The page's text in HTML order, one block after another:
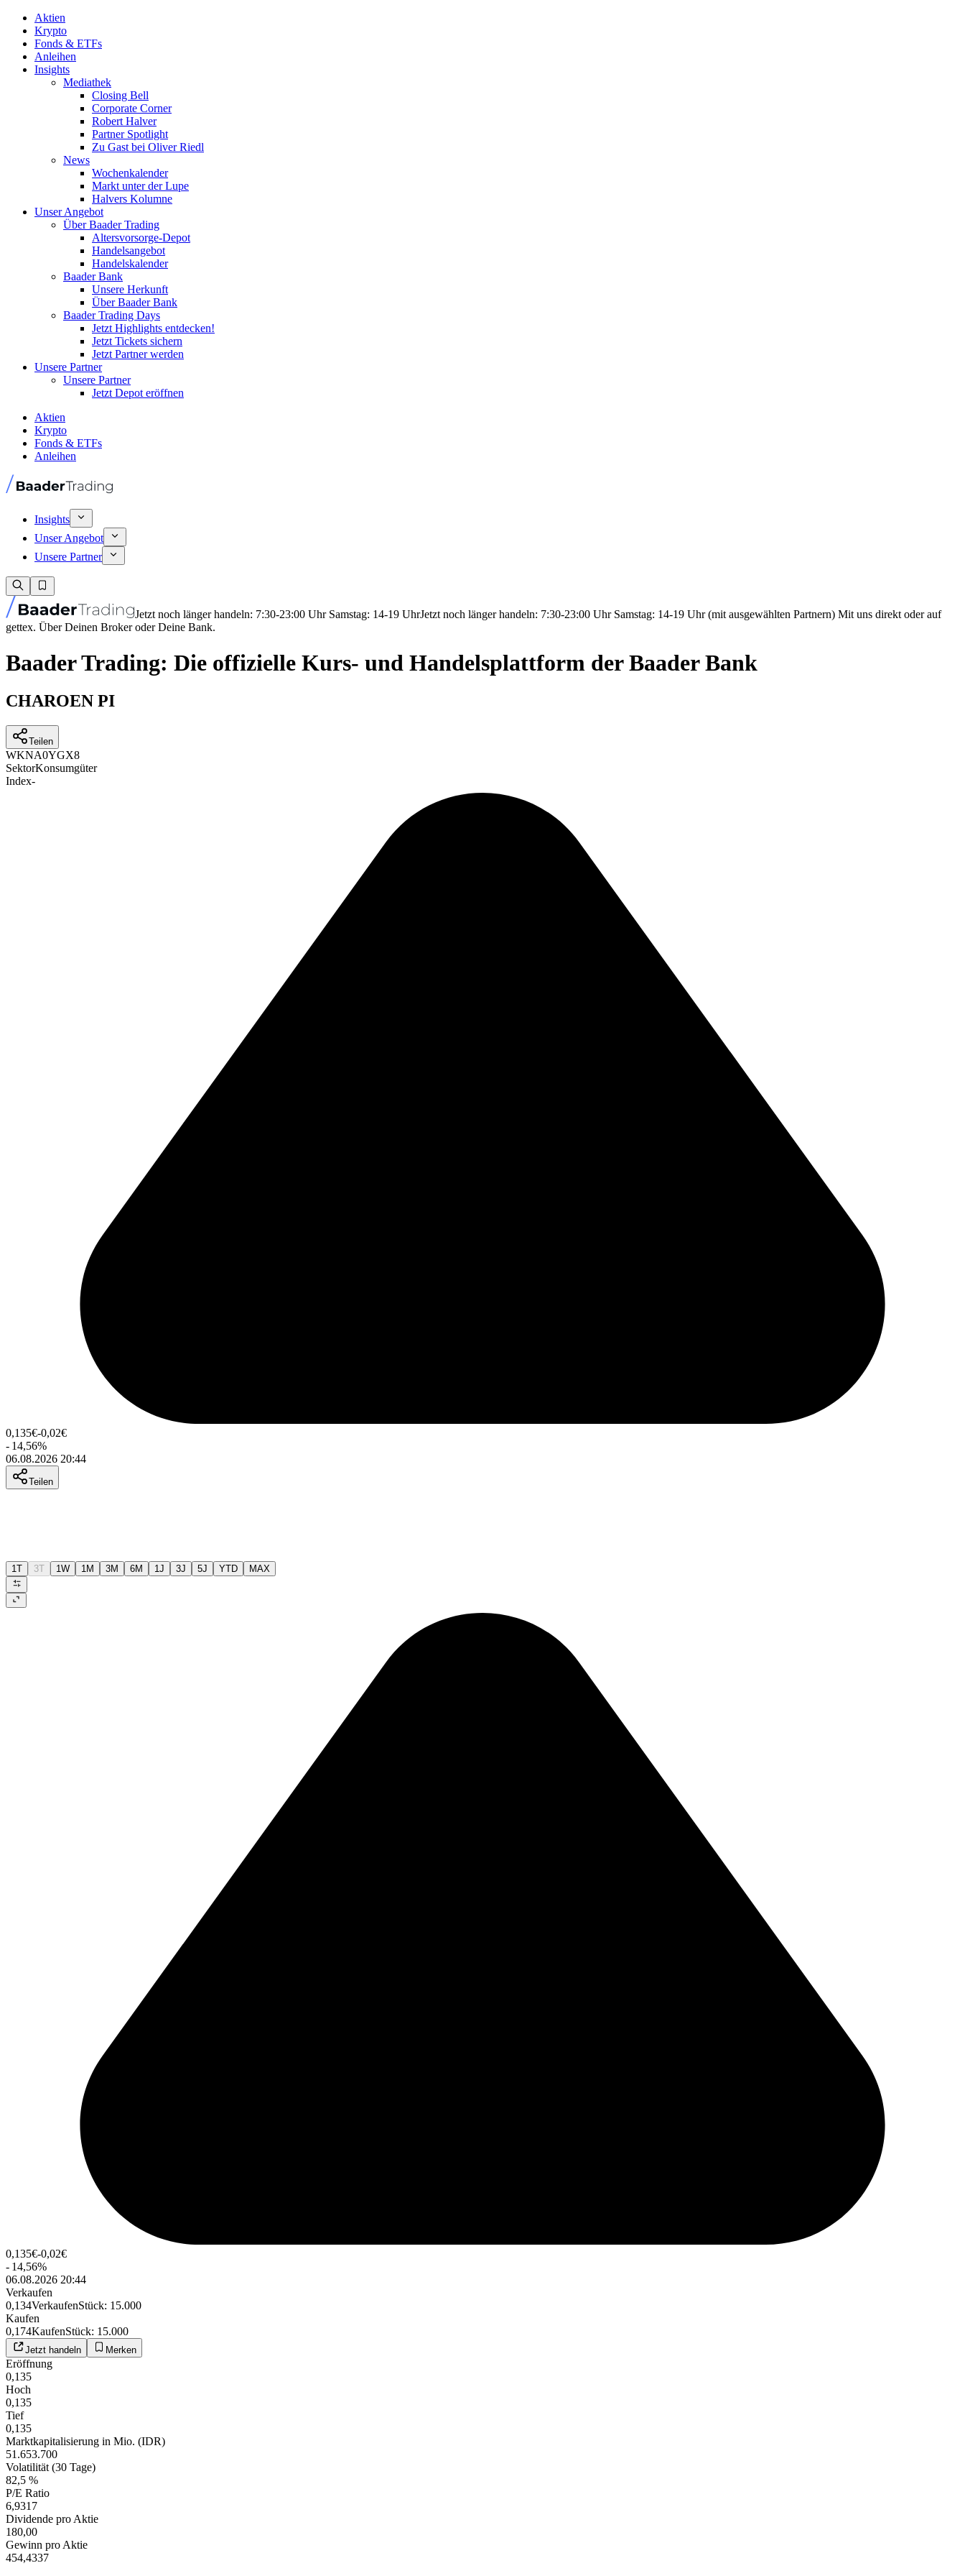
Aktien
Krypto
Fonds & ETFs
Anleihen
Insights
Mediathek
Closing Bell
Corporate Corner
Robert Halver
Partner Spotlight
Zu Gast bei Oliver Riedl
News
Wochenkalender
Markt unter der Lupe
Halvers Kolumne
Unser Angebot
Über Baader Trading
Altersvorsorge-Depot
Handelsangebot
Handelskalender
Baader Bank
Unsere Herkunft
Über Baader Bank
Baader Trading Days
Jetzt Highlights entdecken!
Jetzt Tickets sichern
Jetzt Partner werden
Unsere Partner
Unsere Partner
Jetzt Depot eröffnen
Aktien
Krypto
Fonds & ETFs
Anleihen
Insights
Unser Angebot
Unsere Partner
Jetzt noch länger handeln: 7:30-23:00 Uhr Samstag: 14-19 UhrJetzt noch länger handeln: 7:30-23:00 Uhr Samstag: 14-19 Uhr (mit ausgewählten Partnern) Mit uns direkt oder auf
gettex. Über Deinen Broker oder Deine Bank.
Baader Trading: Die offizielle Kurs- und Handelsplattform der Baader Bank
CHAROEN PI
Teilen
WKNA0YGX8
SektorKonsumgüter
Index-
0,135€-0,02€
- 14,56%
06.08.2026 20:44
Teilen
1T 3T 1W 1M 3M 6M 1J 3J 5J YTD MAX
0,135€-0,02€
- 14,56%
06.08.2026 20:44
Verkaufen
0,134VerkaufenStück: 15.000
Kaufen
0,174KaufenStück: 15.000
Jetzt handeln Merken
Eröffnung
0,135
Hoch
0,135
Tief
0,135
Marktkapitalisierung in Mio. (IDR)
51.653.700
Volatilität (30 Tage)
82,5 %
P/E Ratio
6,9317
Dividende pro Aktie
180,00
Gewinn pro Aktie
454,4337